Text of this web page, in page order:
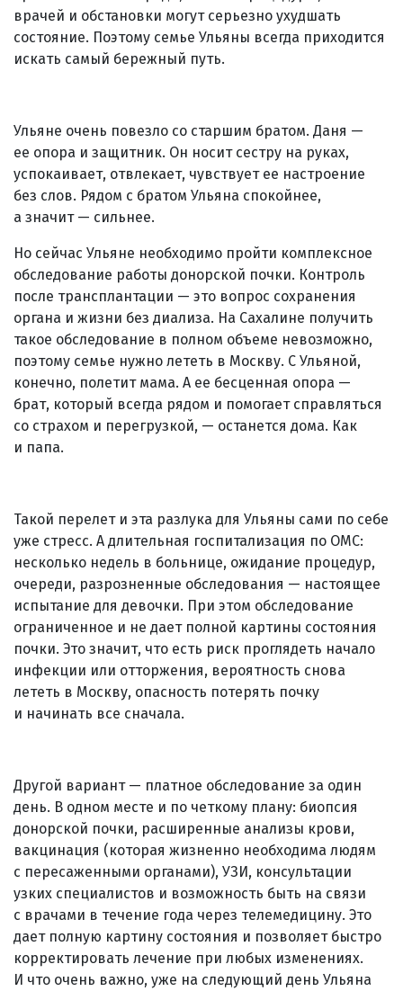
врачей и обстановки могут серьезно ухудшать
состояние. Поэтому семье Ульяны всегда приходится
искать самый бережный путь.
Ульяне очень повезло со старшим братом. Даня —
ее опора и защитник. Он носит сестру на руках,
успокаивает, отвлекает, чувствует ее настроение
без слов. Рядом с братом Ульяна спокойнее,
а значит — сильнее.
Но сейчас Ульяне необходимо пройти комплексное
обследование работы донорской почки. Контроль
после трансплантации — это вопрос сохранения
органа и жизни без диализа. На Сахалине получить
такое обследование в полном объеме невозможно,
поэтому семье нужно лететь в Москву. С Ульяной,
конечно, полетит мама. А ее бесценная опора —
брат, который всегда рядом и помогает справляться
со страхом и перегрузкой, — останется дома. Как
и папа.
Такой перелет и эта разлука для Ульяны сами по себе
уже стресс. А длительная госпитализация по ОМС:
несколько недель в больнице, ожидание процедур,
очереди, разрозненные обследования — настоящее
испытание для девочки. При этом обследование
ограниченное и не дает полной картины состояния
почки. Это значит, что есть риск проглядеть начало
инфекции или отторжения, вероятность снова
лететь в Москву, опасность потерять почку
и начинать все сначала.
Другой вариант — платное обследование за один
день. В одном месте и по четкому плану: биопсия
донорской почки, расширенные анализы крови,
вакцинация (которая жизненно необходима людям
с пересаженными органами), УЗИ, консультации
узких специалистов и возможность быть на связи
с врачами в течение года через телемедицину. Это
дает полную картину состояния и позволяет быстро
корректировать лечение при любых изменениях.
И что очень важно, уже на следующий день Ульяна